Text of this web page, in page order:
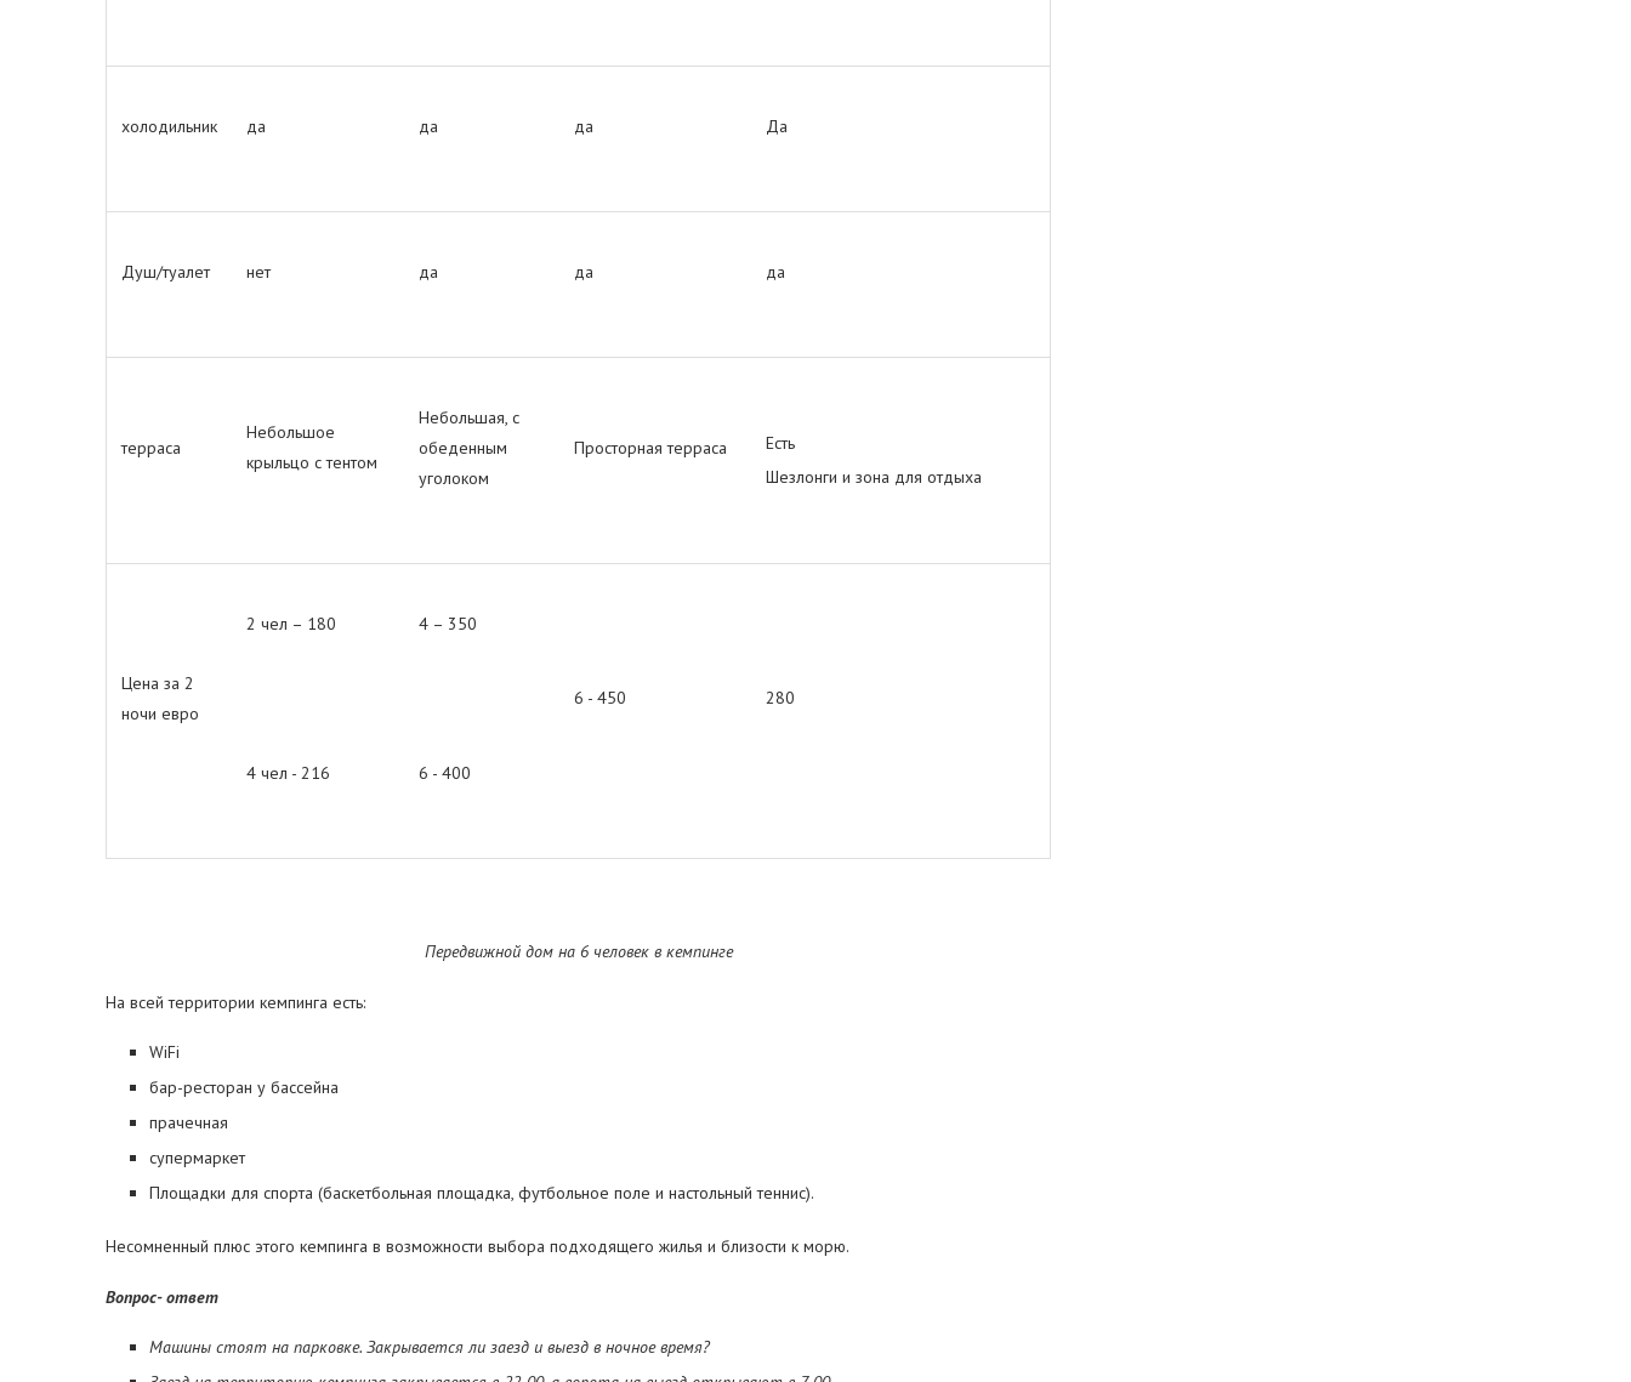
холодильник да да да Да
Душ/туалет нет да да да
терраса
Небольшое
крыльцо с тентом
Небольшая, с
обеденным
уголоком
Просторная терраса
Есть
Шезлонги и зона для отдыха
Цена за 2
ночи евро
2 чел – 180
4 чел - 216
4 – 350
6 - 400
6 - 450 280
Передвижной дом на 6 человек в кемпинге
На всей территории кемпинга есть:
WiFi
бар-ресторан у бассейна
прачечная
супермаркет
Площадки для спорта (баскетбольная площадка, футбольное поле и настольный теннис).
Несомненный плюс этого кемпинга в возможности выбора подходящего жилья и близости к морю.
Вопрос- ответ
Машины стоят на парковке. Закрывается ли заезд и выезд в ночное время?